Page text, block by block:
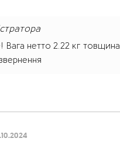
Вага нетто 2.22 кг